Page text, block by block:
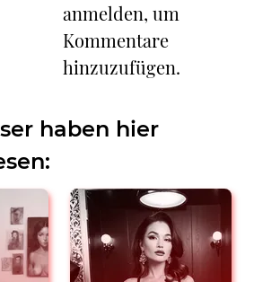
anmelden, um
Kommentare
hinzuzufügen.
haben hier